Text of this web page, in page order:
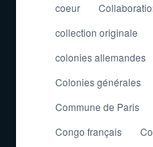
coeur
collection originale
colonies allemandes
Colonies générales
Commune de Paris
Congo français